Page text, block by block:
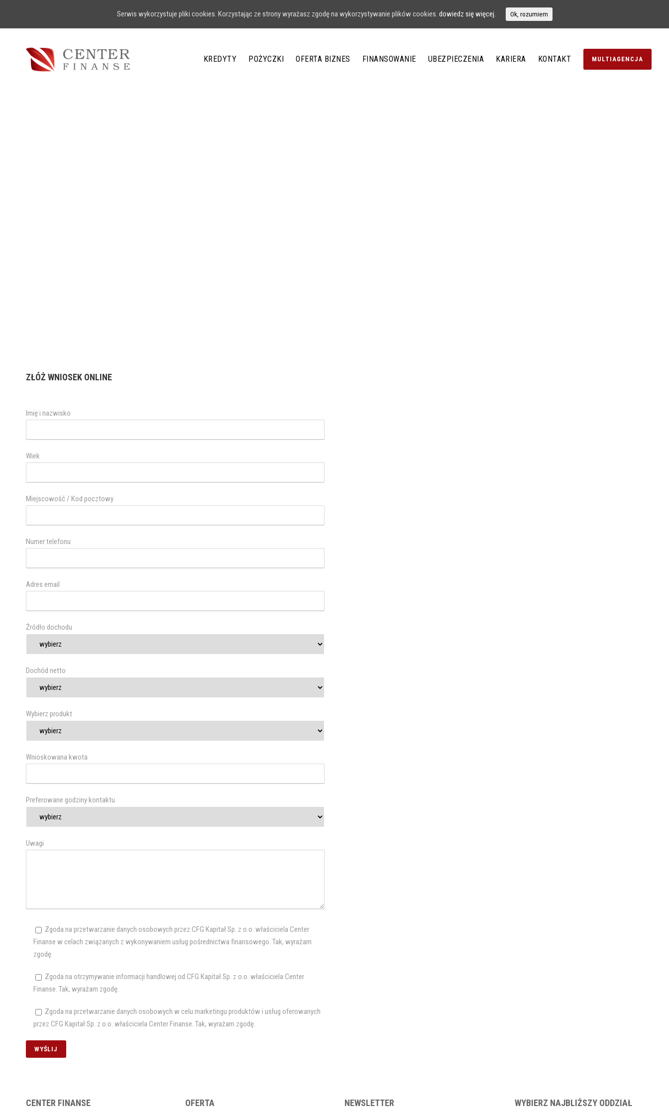
KREDYTY POŻYCZKI OFERTA BIZNES FINANSOWANIE UBEZPIECZENIA KARIERA KONTAKT MULTIAGENCJA
ZŁÓŻ WNIOSEK ONLINE
Imię i nazwisko
Wiek
Miejscowość / Kod pocztowy
Numer telefonu
Adres email
Źródło dochodu
Dochód netto
Wybierz produkt
Wnioskowana kwota
Preferowane godziny kontaktu
Uwagi
Zgoda na przetwarzanie danych osobowych przez CFG Kapitał Sp. z o.o. właściciela Center
Finanse w celach związanych z wykonywaniem usług pośrednictwa finansowego. Tak, wyrażam
zgodę.
Zgoda na otrzymywanie informacji handlowej od CFG Kapitał Sp. z o.o. właściciela Center
Finanse. Tak, wyrażam zgodę.
Zgoda na przetwarzanie danych osobowych w celu marketingu produktów i usług oferowanych
przez CFG Kapitał Sp. z o.o. właściciela Center Finanse. Tak, wyrażam zgodę.
CENTER FINANSE OFERTA NEWSLETTER WYBIERZ NAJBLIŻSZY ODDZIAŁ
Serwis wykorzystuje pliki cookies. Korzystając ze strony wyrażasz zgodę na wykorzystywanie plików cookies. dowiedz się więcej. Ok, rozumiem